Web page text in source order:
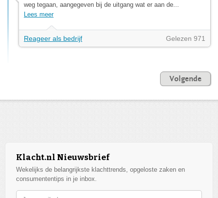
weg tegaan, aangegeven bij de uitgang wat er aan de...
Lees meer
Reageer als bedrijf Gelezen 971
Volgende
Klacht.nl Nieuwsbrief
Wekelijks de belangrijkste klachttrends, opgeloste zaken en
consumententips in je inbox.